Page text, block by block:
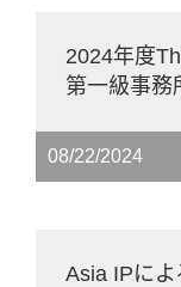
2024年度
第一級事務
08/22/2024
Asia IPに